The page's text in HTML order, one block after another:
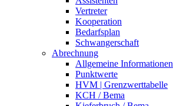
Vertreter
Kooperation
Bedarfsplan
Schwangerschaft
Abrechnung
Allgemeine Informationen
Punktwerte
HVM | Grenzwerttabelle
KCH / Bema